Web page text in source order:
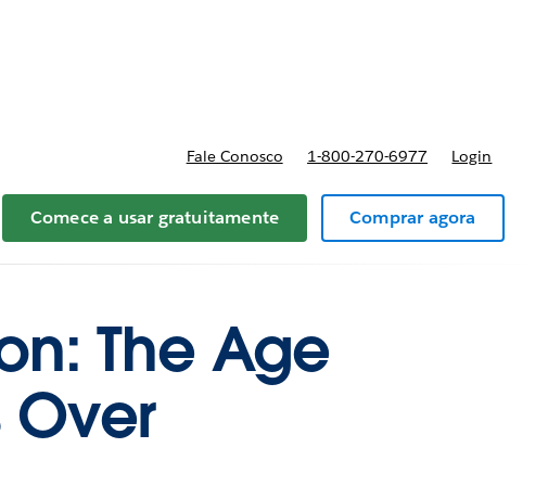
e preços
Fale Conosco 1-800-270-6977 Login
Comece a usar gratuitamente Comprar agora
The Age
Over